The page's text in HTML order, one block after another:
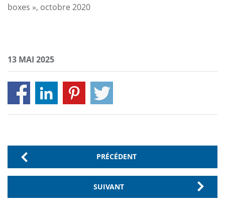
boxes », octobre 2020
13 MAI 2025
PRÉCÉDENT
SUIVANT